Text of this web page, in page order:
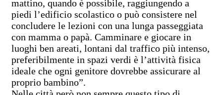
mattino, quando è possibile, raggiungendo a
piedi l’edificio scolastico o può consistere nel
concludere le lezioni con una lunga passeggiata
con mamma o papà. Camminare e giocare in
luoghi ben areati, lontani dal traffico più intenso,
preferibilmente in spazi verdi è l’attività fisica
ideale che ogni genitore dovrebbe assicurare al
proprio bambino”.